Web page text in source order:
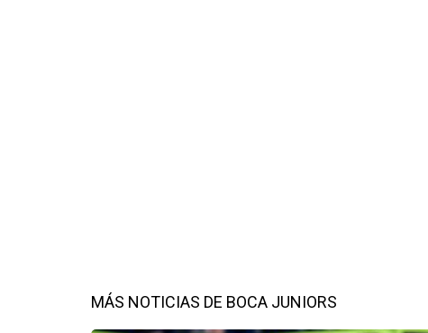
MÁS NOTICIAS DE BOCA JUNIORS